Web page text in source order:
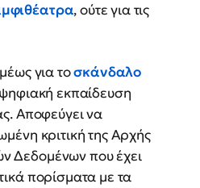
, ούτε για τις
για τοσκάνδαλο
εκπαίδευση
Αποφεύγει να
κριτική της Αρχής
Δεδομένων που έχει
πορίσματα με τα